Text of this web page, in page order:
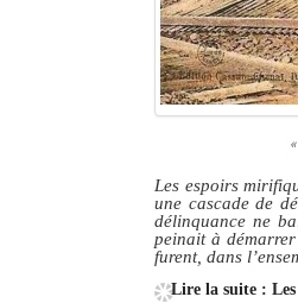
Les espoirs
une cascade de
délinquance ne
peinait à
furent, dans
Lire la suite : Les